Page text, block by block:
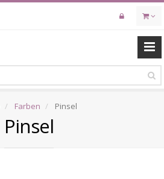
Farben Pinsel
Pinsel